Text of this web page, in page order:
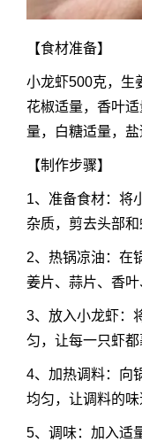
【食材准备】
小龙虾500克，生
花椒适量，香叶
量，白糖适量，
【制作步骤】
1、准备食材：将
杂质，剪去头部和
2、热锅凉油：在
姜片、蒜片、香叶
3、放入小龙虾：
匀，让每一只虾都
4、加热调料：向
均匀，让调料的味
5、调味：加入适